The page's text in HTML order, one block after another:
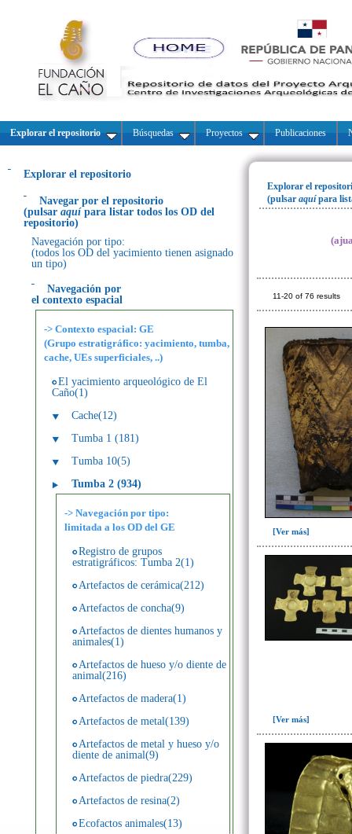
Explorar el repositorio Búsquedas Proyectos Publicaciones
Explorar el repositorio
Navegar por el repositorio
(pulsar aquí para listar todos los OD del
repositorio)
Navegación por tipo:
(todos los OD del yacimiento tienen asignado
un tipo)
Navegación por
el contexto espacial
-> Contexto espacial: GE
(Grupo estratigráfico: yacimiento, tumba,
cache, UEs superficiales, ..)
El yacimiento arqueológico de El
Caño(1)
Cache(12)
Tumba 1 (181)
Tumba 10(5)
Tumba 2 (934)
-> Navegación por tipo:
limitada a los OD del GE
Registro de grupos
estratigráficos: Tumba 2(1)
Artefactos de cerámica(212)
Artefactos de concha(9)
Artefactos de dientes humanos y
animales(1)
Artefactos de hueso y/o diente de
animal(216)
Artefactos de madera(1)
Artefactos de metal(139)
Artefactos de metal y hueso y/o
diente de animal(9)
Artefactos de piedra(229)
Artefactos de resina(2)
Ecofactos animales(13)
Explorar el
(pulsar aquípara
11-20 of 76 results
[Ver más]
[Ver más]